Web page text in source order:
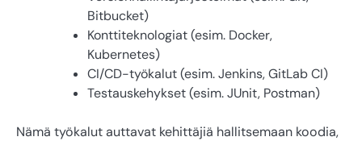
Bitbucket)
Konttiteknologiat (esim. Docker,
Kubernetes)
CI/CD-työkalut (esim. Jenkins, GitLab CI)
Testauskehykset (esim. JUnit, Postman)
Nämä työkalut auttavat kehittäjiä hallitsemaan koodia,